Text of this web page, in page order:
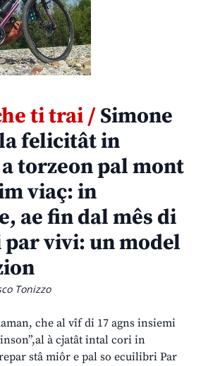
ti trai /Simone
felicitât in
torzeon pal mont
viaç: in
ae fin dal mês di
par vivi: un model
Tonizzo
che al vîf di 17 agns insiemi
à cjatât intal cori in
stâ miôr e pal so ecuilibri Par